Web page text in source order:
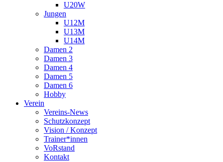
U20W
Jungen
U12M
U13M
U14M
Damen 2
Damen 3
Damen 4
Damen 5
Damen 6
Hobby
Verein
Vereins-News
Schutzkonzept
Vision / Konzept
Trainer*innen
VoRstand
Kontakt